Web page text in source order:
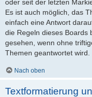
oder seit der letzten
Es ist auch möglich, das
einfach eine Antwort
die Regeln dieses Boards
gesehen, wenn ohne
Themen geantwortet wird.
Nach oben
Textformatierung